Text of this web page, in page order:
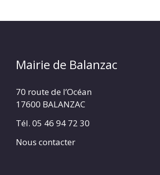
Mairie de Balanzac
70 route de l’Océan
17600 BALANZAC
Tél. 05 46 94 72 30
Nous contacter